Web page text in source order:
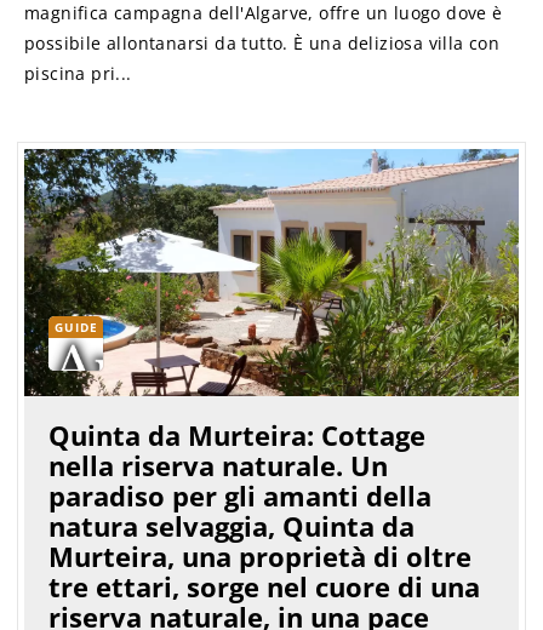
magnifica campagna dell'Algarve, offre un luogo dove è
possibile allontanarsi da tutto. È una deliziosa villa con
piscina pri...
GUIDE
Quinta da Murteira: Cottage
nella riserva naturale. Un
paradiso per gli amanti della
natura selvaggia, Quinta da
Murteira, una proprietà di oltre
tre ettari, sorge nel cuore di una
riserva naturale, in una pace